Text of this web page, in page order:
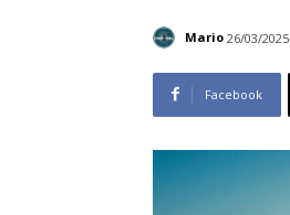
Mario 26/03/2025
Facebook